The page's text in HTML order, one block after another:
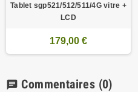
Tablet sgp521/512/511/4G vitre +
LCD
179,00 €
chat Commentaires (0)